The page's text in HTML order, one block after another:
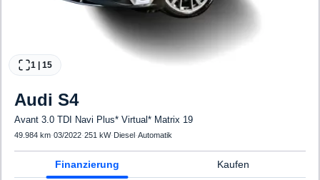
1 15
Audi S4
Avant 3.0 TDI Navi Plus* Virtual* Matrix 19
49.984 km·03/2022·251 kW· Diesel·Automatik
Finanzierung Kaufen